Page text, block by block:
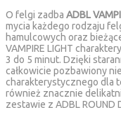
O felgi zadba ADBL
mycia każdego rodzaju
hamulcowych oraz
VAMPIRE LIGHT
3 do 5 minut. Dzięki
całkowicie pozbawiony
charakterystycznego dla
również znacznie
zestawie z ADBL ROUND